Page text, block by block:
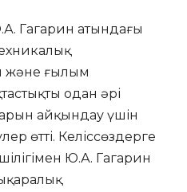
Гагарин атындағы
және ғылым
одан әрі
айқындау үшін
өтті. Келіссөздерге
Ю.А. Гагарин